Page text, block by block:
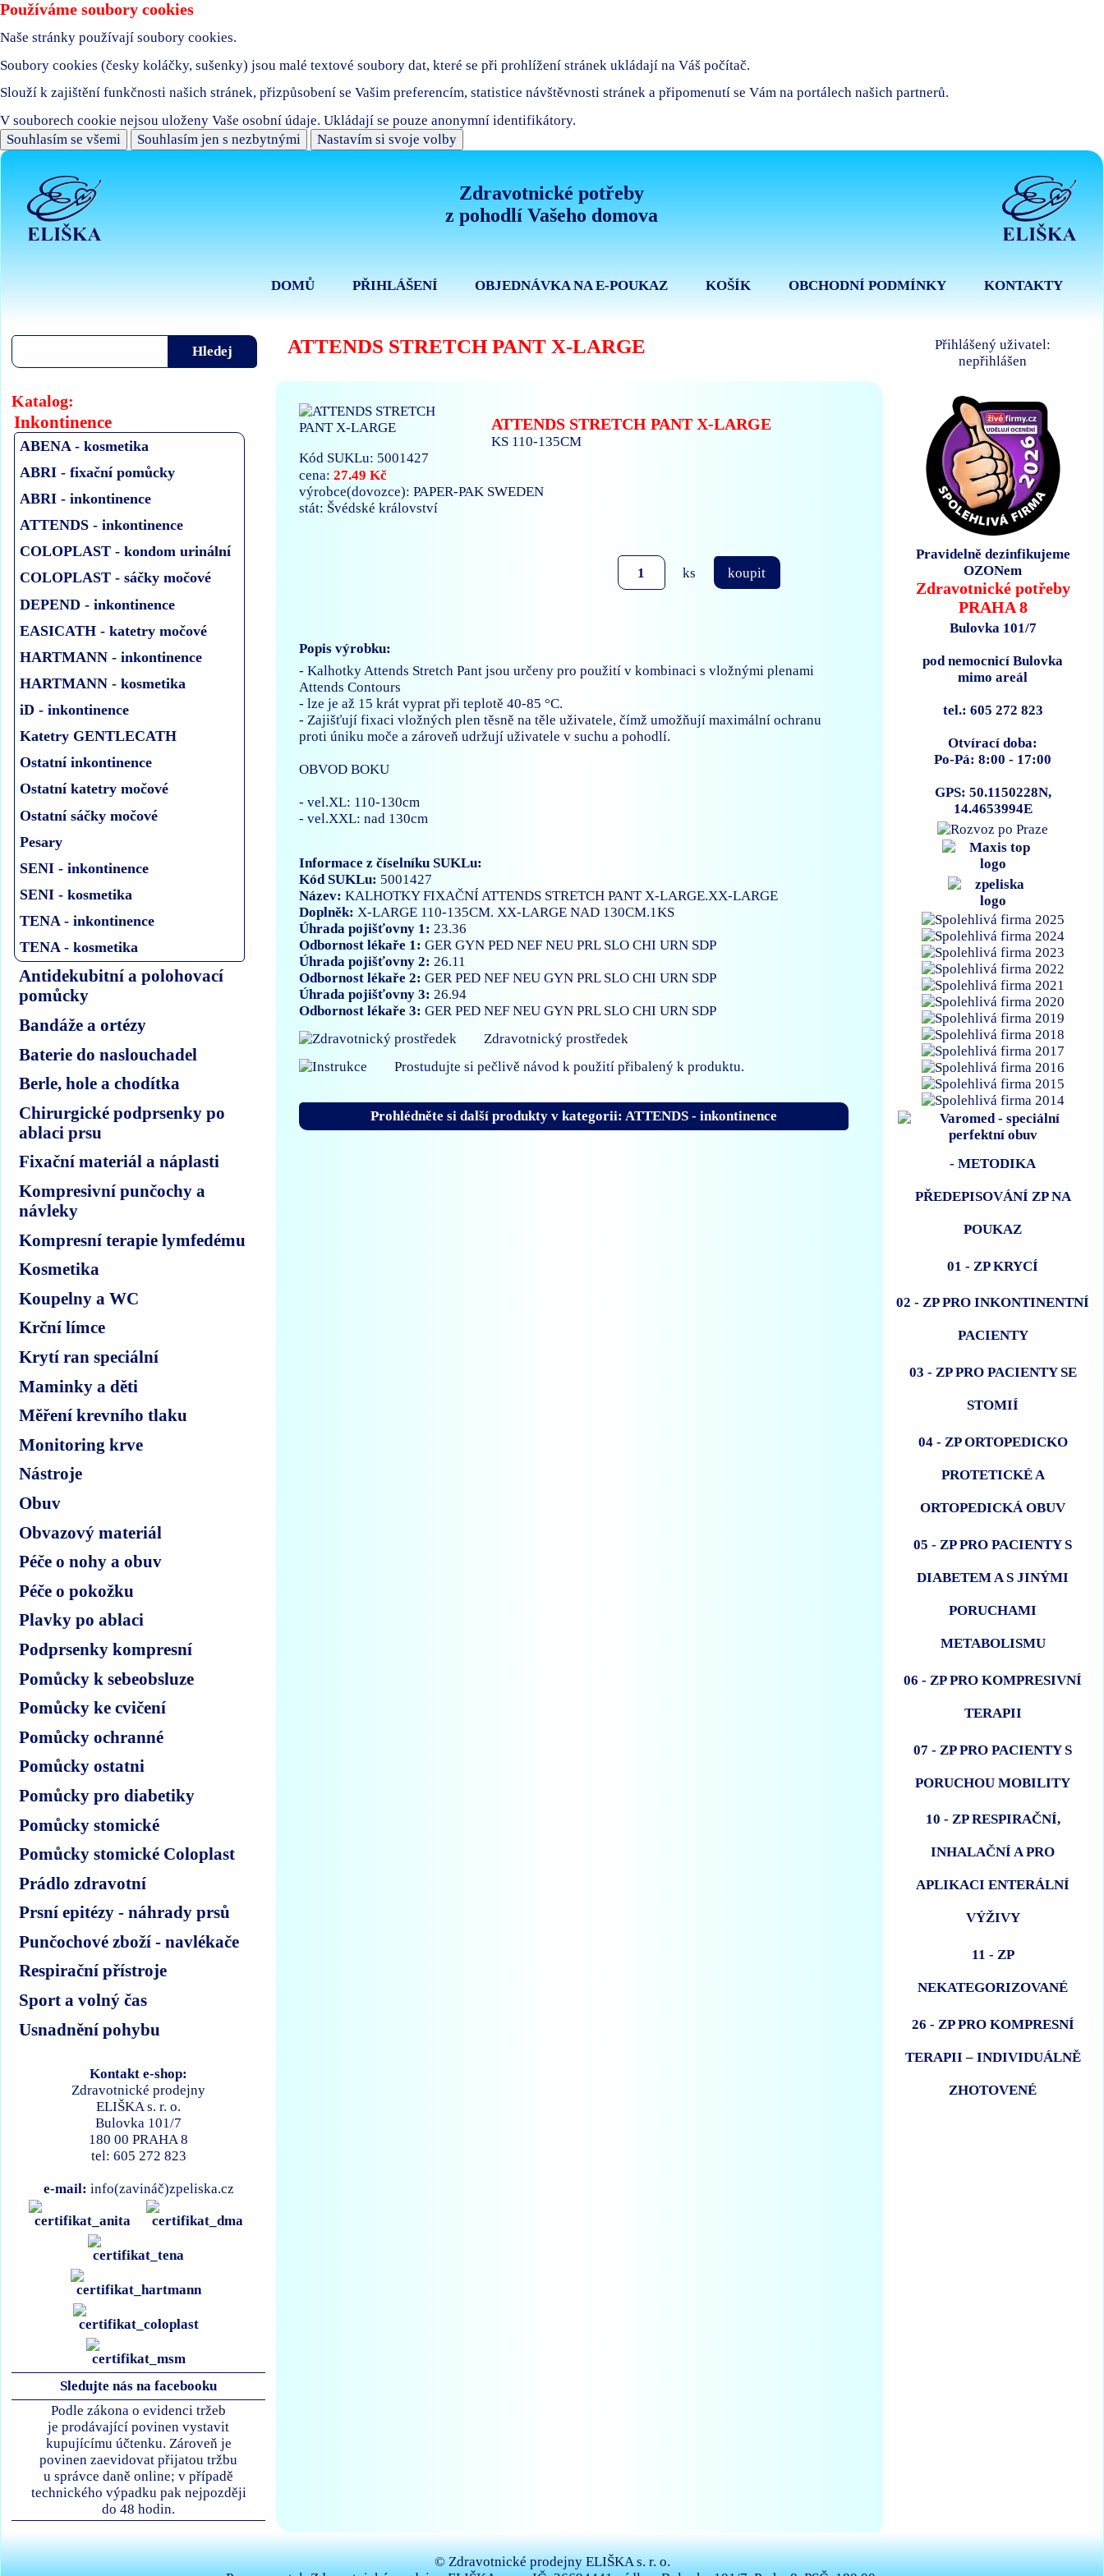
Používáme soubory cookies
Naše stránky používají soubory cookies.
Soubory cookies (česky koláčky, sušenky) jsou malé textové soubory dat, které se při prohlížení stránek ukládají na Váš počítač.
Slouží k zajištění funkčnosti našich stránek, přizpůsobení se Vašim preferencím, statistice návštěvnosti stránek a připomenutí se Vám na portálech našich partnerů.
V souborech cookie nejsou uloženy Vaše osobní údaje. Ukládají se pouze anonymní identifikátory.
Souhlasím se všemi
Souhlasím jen s nezbytnými Nastavím si svoje volby
Zdravotnické potřeby
z pohodlí Vašeho domova
KONTAKTY
OBCHODNÍ PODMÍNKY
KOŠÍK
OBJEDNÁVKA NA E-POUKAZ
PŘIHLÁŠENÍ
DOMŮ
ATTENDS STRETCH PANT X-LARGE
Přihlášený uživatel:
nepřihlášen
Katalog:
Inkontinence
ABENA - kosmetika
ABRI - fixační pomůcky
ABRI - inkontinence
ATTENDS - inkontinence
COLOPLAST - kondom urinální
COLOPLAST - sáčky močové
DEPEND - inkontinence
EASICATH - katetry močové
HARTMANN - inkontinence
HARTMANN - kosmetika
iD - inkontinence
Katetry GENTLECATH
Ostatní inkontinence
Ostatní katetry močové
Ostatní sáčky močové
Pesary
SENI - inkontinence
SENI - kosmetika
TENA - inkontinence
TENA - kosmetika
Antidekubitní a polohovací
pomůcky
Bandáže a ortézy
Baterie do naslouchadel
Berle, hole a chodítka
Chirurgické podprsenky po
ablaci prsu
Fixační materiál a náplasti
Kompresivní punčochy a
návleky
Kompresní terapie lymfedému
Kosmetika
Koupelny a WC
Krční límce
Krytí ran speciální
Maminky a děti
Měření krevního tlaku
Monitoring krve
Nástroje
Obuv
Obvazový materiál
Péče o nohy a obuv
Péče o pokožku
Plavky po ablaci
Podprsenky kompresní
Pomůcky k sebeobsluze
Pomůcky ke cvičení
Pomůcky ochranné
Pomůcky ostatni
Pomůcky pro diabetiky
Pomůcky stomické
Pomůcky stomické Coloplast
Prádlo zdravotní
Prsní epitézy - náhrady prsů
Punčochové zboží - navlékače
Respirační přístroje
Sport a volný čas
Usnadnění pohybu
Kontakt e-shop:
Zdravotnické prodejny
ELIŠKA s. r. o.
Bulovka 101/7
180 00 PRAHA 8
tel: 605 272 823
e-mail: info(zavináč)zpeliska.cz
Sledujte nás na facebooku
Podle zákona o evidenci tržeb
je prodávající povinen vystavit
kupujícímu účtenku. Zároveň je
povinen zaevidovat přijatou tržbu
u správce daně online; v případě
technického výpadku pak nejpozději
do 48 hodin.
ATTENDS STRETCH PANT X-LARGE
KS 110-135CM
Kód SUKLu: 5001427
cena: 27.49 Kč
výrobce(dovozce): PAPER-PAK SWEDEN
stát: Švédské království
ks koupit
Popis výrobku:
- Kalhotky Attends Stretch Pant jsou určeny pro použití v kombinaci s vložnými plenami
Attends Contours
- lze je až 15 krát vyprat při teplotě 40-85 °C.
- Zajišťují fixaci vložných plen těsně na těle uživatele, čímž umožňují maximální ochranu
proti úniku moče a zároveň udržují uživatele v suchu a pohodlí.
OBVOD BOKU
- vel.XL: 110-130cm
- vel.XXL: nad 130cm
Informace z číselníku SUKLu:
Kód SUKLu: 5001427
Název: KALHOTKY FIXAČNÍ ATTENDS STRETCH PANT X-LARGE.XX-LARGE
Doplněk: X-LARGE 110-135CM. XX-LARGE NAD 130CM.1KS
Úhrada pojišťovny 1: 23.36
Odbornost lékaře 1: GER GYN PED NEF NEU PRL SLO CHI URN SDP
Úhrada pojišťovny 2: 26.11
Odbornost lékaře 2: GER PED NEF NEU GYN PRL SLO CHI URN SDP
Úhrada pojišťovny 3: 26.94
Odbornost lékaře 3: GER PED NEF NEU GYN PRL SLO CHI URN SDP
Zdravotnický prostředek
Prostudujte si pečlivě návod k použití přibalený k produktu.
Prohlédněte si další produkty v kategorii: ATTENDS - inkontinence
Pravidelně dezinfikujeme
OZONem
Zdravotnické potřeby
PRAHA 8
Bulovka 101/7
pod nemocnicí Bulovka
mimo areál
tel.: 605 272 823
Otvírací doba:
Po-Pá: 8:00 - 17:00
GPS: 50.1150228N,
14.4653994E
- METODIKA
PŘEDEPISOVÁNÍ ZP NA
POUKAZ
01 - ZP KRYCÍ
02 - ZP PRO INKONTINENTNÍ
PACIENTY
03 - ZP PRO PACIENTY SE
STOMIÍ
04 - ZP ORTOPEDICKO
PROTETICKÉ A
ORTOPEDICKÁ OBUV
05 - ZP PRO PACIENTY S
DIABETEM A S JINÝMI
PORUCHAMI
METABOLISMU
06 - ZP PRO KOMPRESIVNÍ
TERAPII
07 - ZP PRO PACIENTY S
PORUCHOU MOBILITY
10 - ZP RESPIRAČNÍ,
INHALAČNÍ A PRO
APLIKACI ENTERÁLNÍ
VÝŽIVY
11 - ZP
NEKATEGORIZOVANÉ
26 - ZP PRO KOMPRESNÍ
TERAPII – INDIVIDUÁLNĚ
ZHOTOVENÉ
© Zdravotnické prodejny ELIŠKA s. r. o.